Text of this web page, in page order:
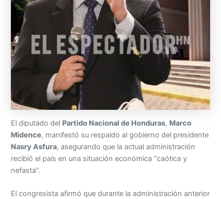
El diputado del Partido Nacional de Honduras, Marco
Midence, manifestó su respaldo al gobierno del presidente
Nasry Asfura, asegurando que la actual administración
recibió el país en una situación económica “caótica y
nefasta”.
El congresista afirmó que durante la administración anterior